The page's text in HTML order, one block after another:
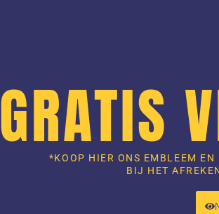
GRATIS
*KOOP HIER ONS EMBLEEM EN
BIJ HET